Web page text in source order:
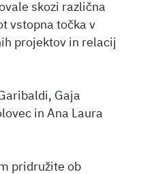
skozi različna
vstopna točka v
projektov in relacij
Gaja
in Ana Laura
pridružite ob